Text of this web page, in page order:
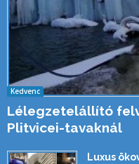
Kedvenc
Lélegzetelállító
Plitvicei-tavaknál
Luxus